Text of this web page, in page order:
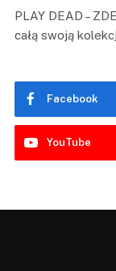
PLAY DEAD –
całą swoją
Facebook
YouTube